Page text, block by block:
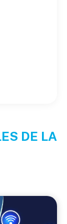
DE LA